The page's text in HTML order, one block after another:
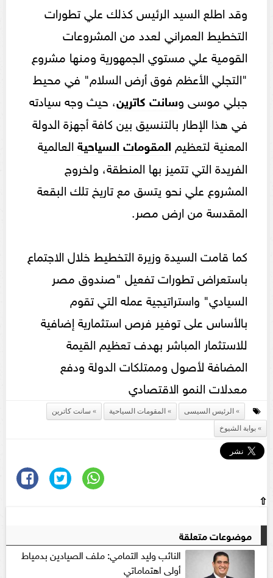
وقد اطلع السيد الرئيس كذلك علي تطورات
التخطيط العمراني لعدد من المشروعات
القومية علي مستوي الجمهورية ومنها مشروع
"التجلي الأعظم فوق أرض السلام" في محيط
جبلي موسى وسانت كاترين، حيث وجه سيادته
في هذا الإطار بالتنسيق بين كافة أجهزة الدولة
المعنية لتعظيم المقومات السياحية العالمية
الفريدة التي تتميز بها المنطقة، ولخروج
المشروع علي نحو يتسق مع تاريخ تلك البقعة
المقدسة من ارض مصر.
كما قامت السيدة وزيرة التخطيط خلال الاجتماع
باستعراض تطورات تفعيل "صندوق مصر
السيادي" واستراتيجية عمله التي تقوم
بالأساس على توفير فرص استثمارية إضافية
للاستثمار المباشر بهدف تعظيم القيمة
المضافة لأصول وممتلكات الدولة ودفع
معدلات النمو الاقتصادي
الرئيس السيسى المقومات السياحية
سانت كاترين
بوابة الشيوخ
⇧
موضوعات متعلقة
النائب وليد التمامي: ملف الصيادين بدمياط
أولى اهتماماتي